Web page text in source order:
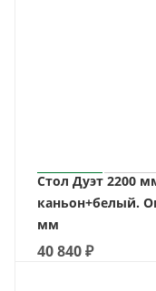
Стол Дуэт 2200
каньон+белый.
мм
40 840₽